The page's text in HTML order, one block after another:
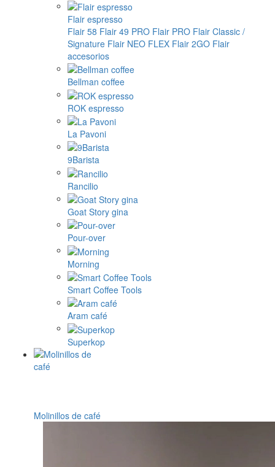
Flair espresso
Flair 58 Flair 49 PRO Flair PRO Flair Classic /
Signature Flair NEO FLEX Flair 2GO Flair
accesorios
Bellman coffee
ROK espresso
La Pavoni
9Barista
Rancilio
Goat Story gina
Pour-over
Morning
Smart Coffee Tools
Aram café
Superkop
Molinillos de café